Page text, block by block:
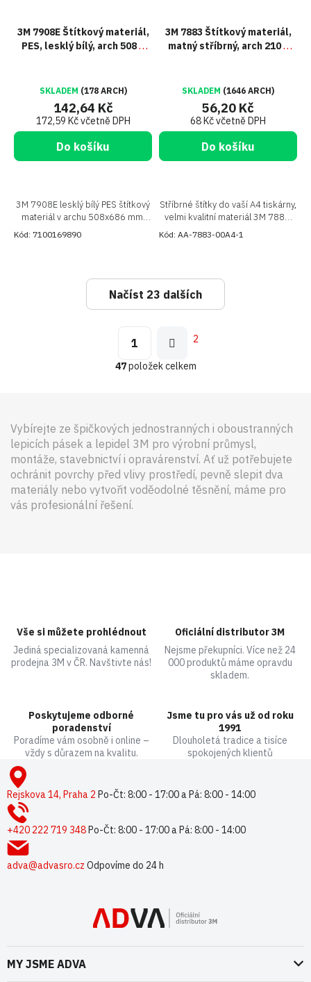
3M 7908E Štítkový materiál,
PES, lesklý bílý, arch 508 x
SKLADEM (178 ARCH)
172,59 Kč včetně DPH
142,64 Kč
Do košíku
3M 7908E lesklý bílý PES štítkový
materiál v archu 508x686 mm.
Kvalitní a odolný materiál pro váš
Kód: 7100169890
3M 7883 Štítkový materiál,
matný stříbrný, arch 210 x
SKLADEM (1646 ARCH)
68 Kč včetně DPH
56,20 Kč
Do košíku
Stříbrné štítky do vaší A4 tiskárny,
velmi kvalitní materiál 3M 7883,
vlastní etikety si vytisknete hned
Kód: AA-7883-00A4-1
á
í
p
r
v
k
y
Načíst 23 dalších
n
k
í
1 2
47položek celkem
Vybírejte ze špičkových jednostranných i oboustranných
lepicích pásek a lepidel 3M pro výrobní průmysl,
montáže, stavebnictví i opravárenství. Ať už potřebujete
ochránit povrchy před vlivy prostředí, pevně slepit dva
materiály nebo vytvořit voděodolné těsnění, máme pro
vás profesionální řešení.
Vše si můžete prohlédnout
Jediná specializovaná kamenná
prodejna 3M v ČR. Navštivte nás!
Oficiální distributor 3M
Nejsme překupníci. Více než 24
000 produktů máme opravdu
skladem.
Poskytujeme odborné
poradenství
Poradíme vám osobně i online –
vždy s důrazem na kvalitu.
Jsme tu pro vás už od roku
1991
Dlouholetá tradice a tisíce
spokojených klientů
pRejskova 14, Praha 2 Po-Čt: 8:00 - 17:00 a Pá: 8:00 - 14:00
+420 222 719 348 Po-Čt: 8:00 - 17:00 a Pá: 8:00 - 14:00
adva@advasro.cz Odpovíme do 24 h
MY JSME ADVA